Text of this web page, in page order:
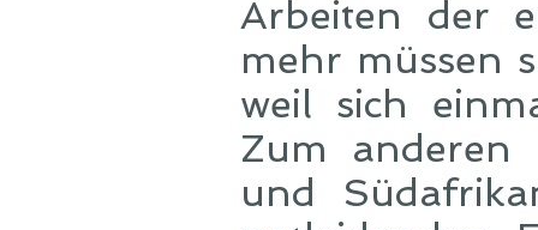
Arbeiten der
mehr müssen
weil sich
Zum anderen
und